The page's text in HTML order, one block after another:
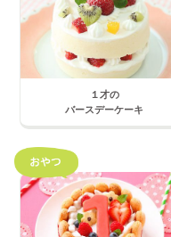
１才の
バースデーケーキ